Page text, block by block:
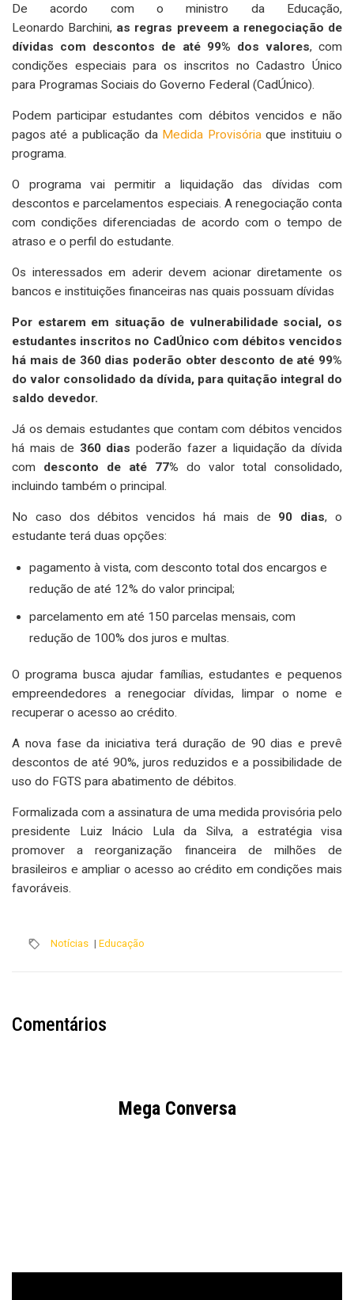
De acordo com o ministro da Educação,
Leonardo Barchini, as regras preveem a renegociação de
dívidas com descontos de até 99% dos valores, com
condições especiais para os inscritos no Cadastro Único
para Programas Sociais do Governo Federal (CadÚnico).
Podem participar estudantes com débitos vencidos e não
pagos até a publicação da Medida Provisória que instituiu o
programa.
O programa vai permitir a liquidação das dívidas com
descontos e parcelamentos especiais. A renegociação conta
com condições diferenciadas de acordo com o tempo de
atraso e o perfil do estudante.
Os interessados em aderir devem acionar diretamente os
bancos e instituições financeiras nas quais possuam dívidas
Por estarem em situação de vulnerabilidade social, os
estudantes inscritos no CadÚnico com débitos vencidos
há mais de 360 dias poderão obter desconto de até 99%
do valor consolidado da dívida, para quitação integral do
saldo devedor.
Já os demais estudantes que contam com débitos vencidos
há mais de 360 diaspoderão fazer a liquidação da dívida
com desconto de até 77% do valor total consolidado,
incluindo também o principal.
No caso dos débitos vencidos há mais de 90 dias, o
estudante terá duas opções:
pagamento à vista, com desconto total dos encargos e
redução de até 12% do valor principal;
parcelamento em até 150 parcelas mensais, com
redução de 100% dos juros e multas.
O programa busca ajudar famílias, estudantes e pequenos
empreendedores a renegociar dívidas, limpar o nome e
recuperar o acesso ao crédito.
A nova fase da iniciativa terá duração de 90 dias e prevê
descontos de até 90%, juros reduzidos e a possibilidade de
uso do FGTS para abatimento de débitos.
Formalizada com a assinatura de uma medida provisória pelo
presidente Luiz Inácio Lula da Silva, a estratégia visa
promover a reorganização financeira de milhões de
brasileiros e ampliar o acesso ao crédito em condições mais
favoráveis.
Notícias | Educação
Comentários
Mega Conversa